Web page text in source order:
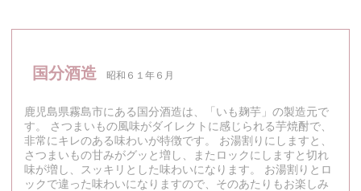
国分酒造 昭和６１年６月
鹿児島県霧島市にある国分酒造は、「いも麹芋」の製造元で
す。 さつまいもの風味がダイレクトに感じられる芋焼酎で、
非常にキレのある味わいが特徴です。 お湯割りにしますと、
さつまいもの甘みがグッと増し、またロックにしますと切れ
味が増し、スッキリとした味わいになります。 お湯割りとロ
ックで違った味わいになりますので、そのあたりもお楽しみ